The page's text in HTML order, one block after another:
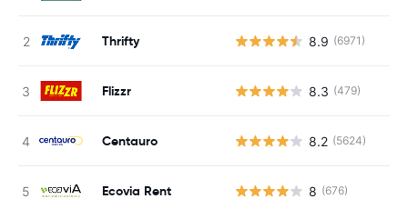
Thrifty 8.9 (6971)
Flizzr 8.3 (479)
Centauro 8.2 (5624)
Ecovia Rent 8 (676)